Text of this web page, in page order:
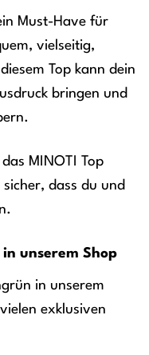
Must-Have für
vielseitig,
Top kann dein
bringen und
MINOTI Top
dass du und
unserem Shop
in unserem
exklusiven